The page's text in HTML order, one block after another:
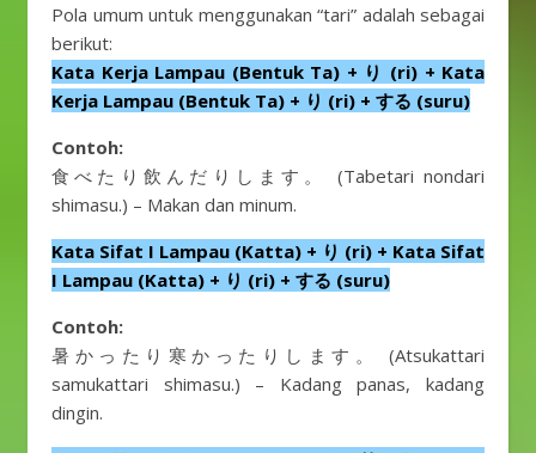
Pola umum untuk menggunakan “tari” adalah sebagai
berikut:
Kata Kerja Lampau (Bentuk Ta) + り (ri) + Kata
Kerja Lampau (Bentuk Ta) + り (ri) + する (suru)
Contoh:
食べたり飲んだりします。 (Tabetari nondari
shimasu.) – Makan dan minum.
Kata Sifat I Lampau (Katta) + り (ri) + Kata Sifat
I Lampau (Katta) + り (ri) + する (suru)
Contoh:
暑かったり寒かったりします。 (Atsukattari
samukattari shimasu.) – Kadang panas, kadang
dingin.